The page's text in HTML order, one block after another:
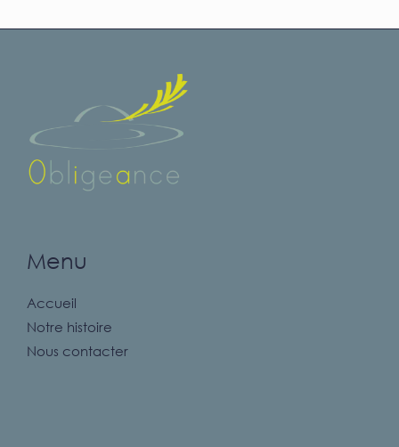
Menu
Accueil
Notre histoire
Nous contacter